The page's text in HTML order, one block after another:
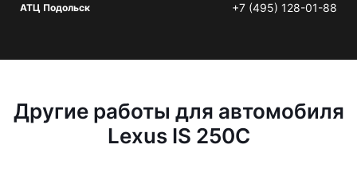
АТЦ Подольск +7 (495) 128-01-88
Другие работы для автомобиля
Lexus IS 250C